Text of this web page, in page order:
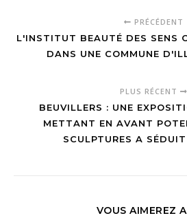
PRÉCÉDENT
L'INSTITUT BEAUTÉ DES SENS
DANS UNE COMMUNE
PLUS RÉCENT
BEUVILLERS : UNE
METTANT EN AVANT
SCULPTURES A
VOUS AIMEREZ